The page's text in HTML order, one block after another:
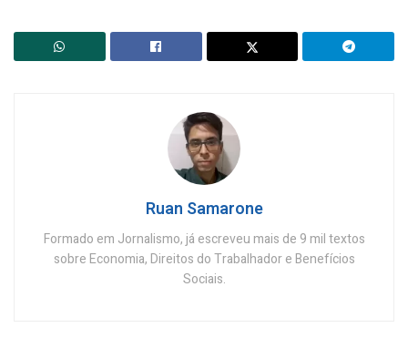
Ruan Samarone
Formado em Jornalismo, já escreveu mais de 9 mil textos
sobre Economia, Direitos do Trabalhador e Benefícios
Sociais.